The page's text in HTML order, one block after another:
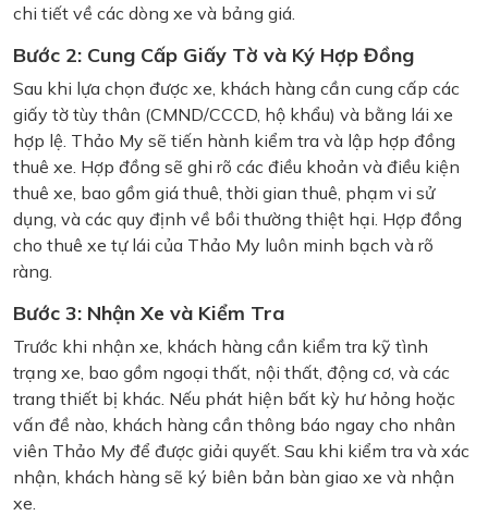
chi tiết về các dòng xe và bảng giá.
Bước 2: Cung Cấp Giấy Tờ và Ký Hợp Đồng
Sau khi lựa chọn được xe, khách hàng cần cung cấp các
giấy tờ tùy thân (CMND/CCCD, hộ khẩu) và bằng lái xe
hợp lệ. Thảo My sẽ tiến hành kiểm tra và lập hợp đồng
thuê xe. Hợp đồng sẽ ghi rõ các điều khoản và điều kiện
thuê xe, bao gồm giá thuê, thời gian thuê, phạm vi sử
dụng, và các quy định về bồi thường thiệt hại. Hợp đồng
cho thuê xe tự lái của Thảo My luôn minh bạch và rõ
ràng.
Bước 3: Nhận Xe và Kiểm Tra
Trước khi nhận xe, khách hàng cần kiểm tra kỹ tình
trạng xe, bao gồm ngoại thất, nội thất, động cơ, và các
trang thiết bị khác. Nếu phát hiện bất kỳ hư hỏng hoặc
vấn đề nào, khách hàng cần thông báo ngay cho nhân
viên Thảo My để được giải quyết. Sau khi kiểm tra và xác
nhận, khách hàng sẽ ký biên bản bàn giao xe và nhận
xe.